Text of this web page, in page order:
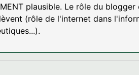
plausible. Le rôle du
(rôle de l'internet dans